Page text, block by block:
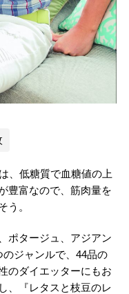
、低糖質で血糖値の上
豊富なので、筋肉量を
う。
ポタージュ、アジアン
ジャンルで、44品の
のダイエッターにもお
、『レタスと枝豆のレ